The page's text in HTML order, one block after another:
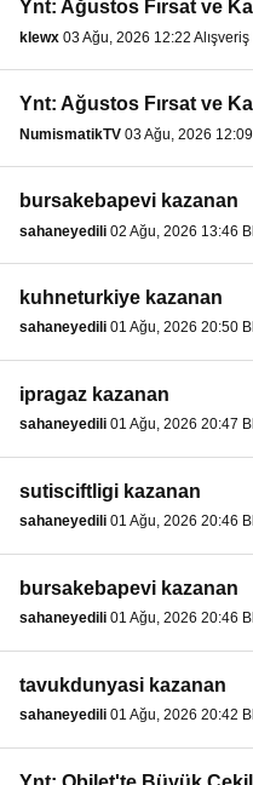
Ynt: Ağustos Fırsat ve
klewx 03 Ağu, 2026 12:22
Ynt: Ağustos Fırsat ve
NumismatikTV 03 Ağu, 2026
bursakebapevi kazanan
sahaneyedili 02 Ağu, 2026 13:46
kuhneturkiye kazanan
sahaneyedili 01 Ağu, 2026 20:50
ipragaz kazanan
sahaneyedili 01 Ağu, 2026 20:47
sutisciftligi kazanan
sahaneyedili 01 Ağu, 2026 20:46
bursakebapevi kazanan
sahaneyedili 01 Ağu, 2026 20:46
tavukdunyasi kazanan
sahaneyedili 01 Ağu, 2026 20:42